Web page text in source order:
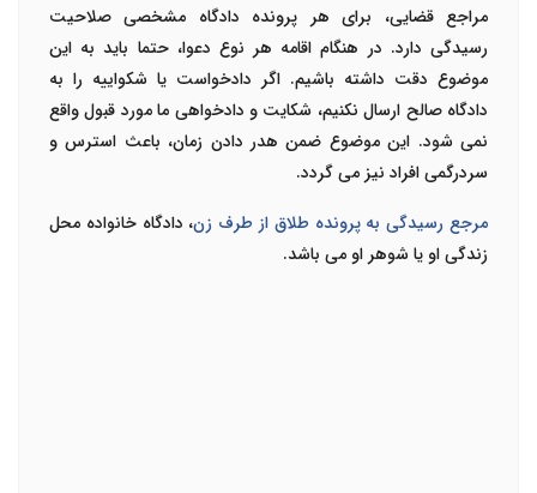
مراجع قضایی، برای هر پرونده دادگاه مشخصی صلاحیت
رسیدگی دارد. در هنگام اقامه هر نوع دعوا، حتما باید به این
موضوع دقت داشته باشیم. اگر دادخواست یا شکواییه را به
دادگاه صالح ارسال نکنیم، شکایت و دادخواهی ما مورد قبول واقع
نمی شود. این موضوع ضمن هدر دادن زمان، باعث استرس و
سردرگمی افراد نیز می گردد.
مرجع رسیدگی به پرونده طلاق از طرف زن، دادگاه خانواده محل
زندگی او یا شوهر او می باشد.